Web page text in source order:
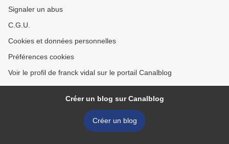
Signaler un abus
C.G.U.
Cookies et données personnelles
Préférences cookies
Voir le profil de franck vidal sur le portail Canalblog
Créer un blog sur Canalblog
Créer un blog